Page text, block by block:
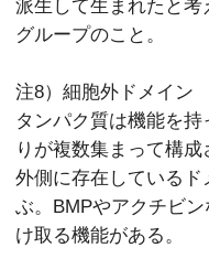
派生して生まれたと
グループのこと。
注8）細胞外ドメイン
タンパク質は機能を
りが複数集まって構
外側に存在している
ぶ。BMPやアクチビ
け取る機能がある。